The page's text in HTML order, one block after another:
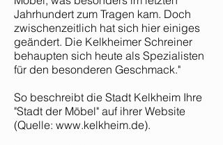
Jahrhundert zum Tragen kam. Doch
zwischenzeitlich hat sich hier einiges
geändert. Die Kelkheimer Schreiner
behaupten sich heute als Spezialisten
für den besonderen Geschmack."
So beschreibt die Stadt Kelkheim Ihre
"Stadt der Möbel" auf ihrer Website
(Quelle: www.kelkheim.de).